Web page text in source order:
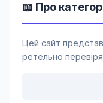
📖 Про
Цей сайт
ретельно